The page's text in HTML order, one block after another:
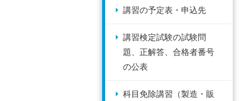
講習の予定表・申込先
講習検定試験の試験問
題、正解答、合格者番号
の公表
科目免除講習（製造・販